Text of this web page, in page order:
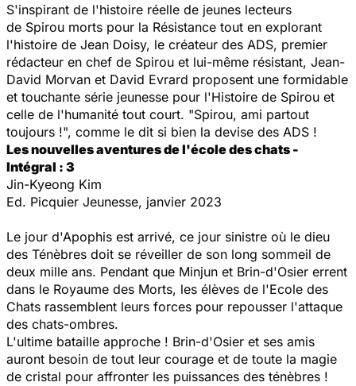
S'inspirant de l'histoire réelle de jeunes lecteurs
de Spirou morts pour la Résistance tout en explorant
l'histoire de Jean Doisy, le créateur des ADS, premier
rédacteur en chef de Spirou et lui-même résistant, Jean-
David Morvan et David Evrard proposent une formidable
et touchante série jeunesse pour l'Histoire de Spirou et
celle de l'humanité tout court. "Spirou, ami partout
toujours !", comme le dit si bien la devise des ADS !
Les nouvelles aventures de l'école des chats -
Intégral : 3
Jin-Kyeong Kim
Ed. Picquier Jeunesse, janvier 2023
Le jour d'Apophis est arrivé, ce jour sinistre où le dieu
des Ténèbres doit se réveiller de son long sommeil de
deux mille ans. Pendant que Minjun et Brin-d'Osier errent
dans le Royaume des Morts, les élèves de l'Ecole des
Chats rassemblent leurs forces pour repousser l'attaque
des chats-ombres.
L'ultime bataille approche ! Brin-d'Osier et ses amis
auront besoin de tout leur courage et de toute la magie
de cristal pour affronter les puissances des ténèbres !